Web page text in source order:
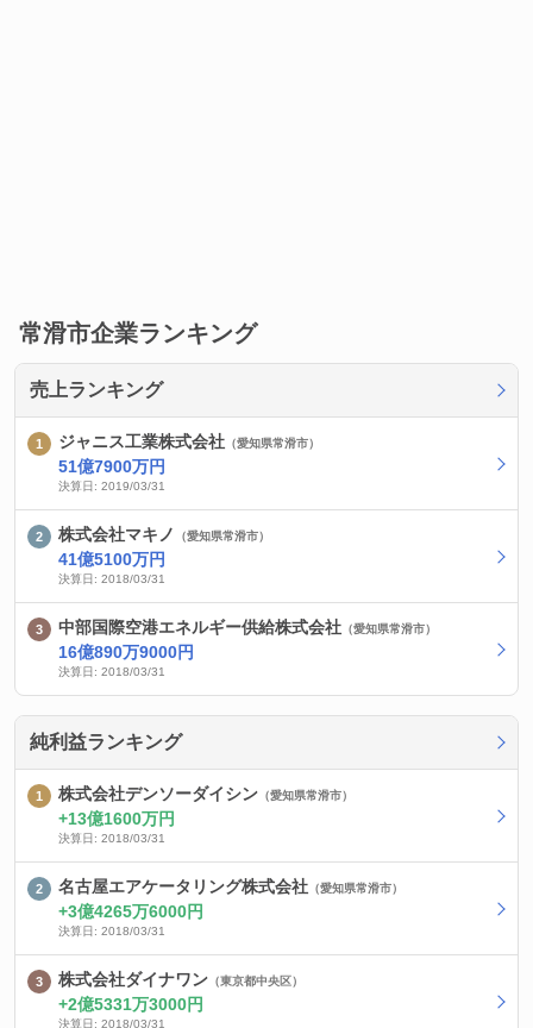
常滑市企業ランキング
売上ランキング
ジャニス工業株式会社 （愛知県常滑市）
51億7900万円
決算日: 2019/03/31
株式会社マキノ （愛知県常滑市）
41億5100万円
決算日: 2018/03/31
中部国際空港エネルギー供給株式会社 （愛知県常滑市）
16億890万9000円
決算日: 2018/03/31
純利益ランキング
株式会社デンソーダイシン （愛知県常滑市）
13億1600万円
決算日: 2018/03/31
名古屋エアケータリング株式会社 （愛知県常滑市）
3億4265万6000円
決算日: 2018/03/31
株式会社ダイナワン （東京都中央区）
2億5331万3000円
決算日: 2018/03/31